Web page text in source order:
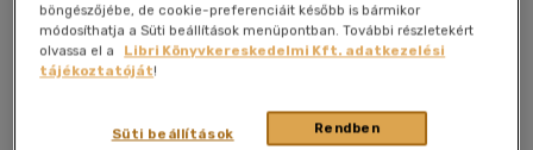
Tiltott magyar
Könyv
Kilenc év Orbanisztánban
Könyv
böngészőjébe, de cookie-preferenciáit később is bármikor
módosíthatja a Süti beállítások menüpontban. További részletekért
olvassa el a
Libri Könyvkereskedelmi Kft. adatkezelési
tájékoztatóját!
Rendben
Süti beállítások